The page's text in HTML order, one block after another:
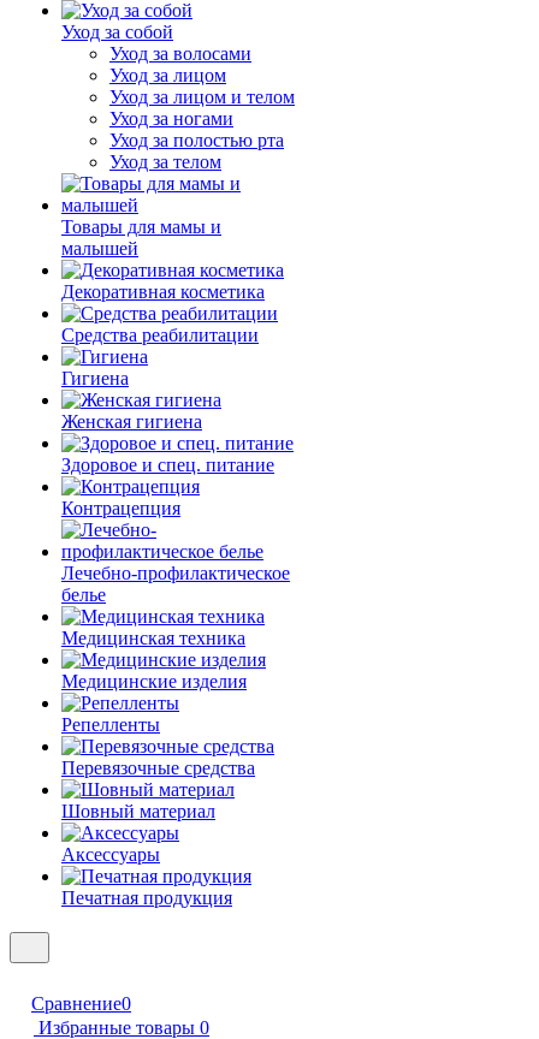
Уход за собой
Уход за волосами
Уход за лицом
Уход за лицом и телом
Уход за ногами
Уход за полостью рта
Уход за телом
Товары для мамы и
малышей
Декоративная косметика
Средства реабилитации
Гигиена
Женская гигиена
Здоровое и спец. питание
Контрацепция
Лечебно-профилактическое
белье
Медицинская техника
Медицинские изделия
Репелленты
Перевязочные средства
Шовный материал
Аксессуары
Печатная продукция
Сравнение0
Избранные товары 0